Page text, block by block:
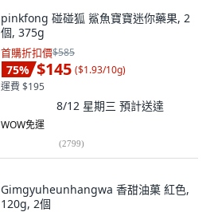
pinkfong 碰碰狐 鯊魚寶寶迷你藥果, 2
個, 375g
首購折扣價$585
75% $145 ($1.93/10g)
運費 $195
8/12 星期三 預計送達
WOW免運
(2799)
Gimgyuheunhangwa 香甜油菓 紅色,
120g, 2個